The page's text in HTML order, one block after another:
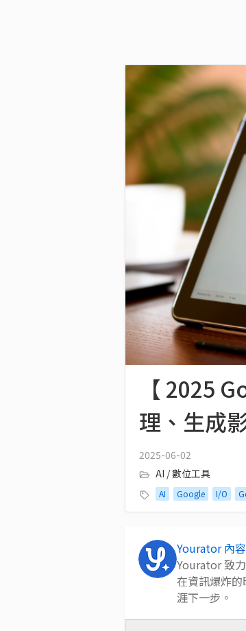
【 2025
理、生成
2025-06-02
AI / 數位工具
AI Google I/O
Yourator 內
Yourator 致
在資訊爆炸
涯下一步。